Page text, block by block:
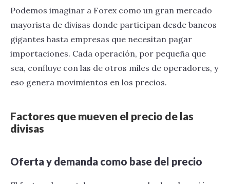
Podemos imaginar a Forex como un gran mercado
mayorista de divisas donde participan desde bancos
gigantes hasta empresas que necesitan pagar
importaciones. Cada operación, por pequeña que
sea, confluye con las de otros miles de operadores, y
eso genera movimientos en los precios.
Factores que mueven el precio de las
divisas
Oferta y demanda como base del precio